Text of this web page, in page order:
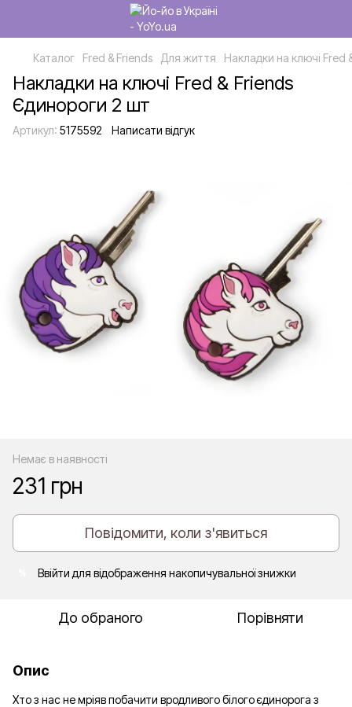
Каталог Fred & Friends Для життя Накладки на ключі Fred
Накладки на ключі Fred & Friends
Єдинороги 2 шт
Артикул: 5175592 Написати відгук
Немає в наявності
231 грн
Повідомити, коли з'явиться
Ввійти для відображення накопичувальної знижки
До обраного Порівняти
Опис
Хто з нас не мріяв побачити вродливого білого єдинорога з